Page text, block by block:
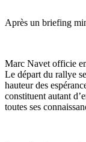
Après un briefing
Marc Navet officie
Le départ du rallye
hauteur des
constituent autant
toutes ses